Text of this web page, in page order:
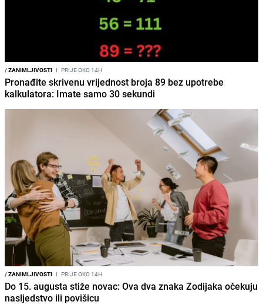
/ZANIMLJIVOSTI I PRIJE OKO 14H
Pronađite skrivenu vrijednost broja 89 bez upotrebe
kalkulatora: Imate samo 30 sekundi
/ZANIMLJIVOSTI I PRIJE OKO 14H
Do 15. augusta stiže novac: Ova dva znaka Zodijaka očekuju
nasljedstvo ili povišicu